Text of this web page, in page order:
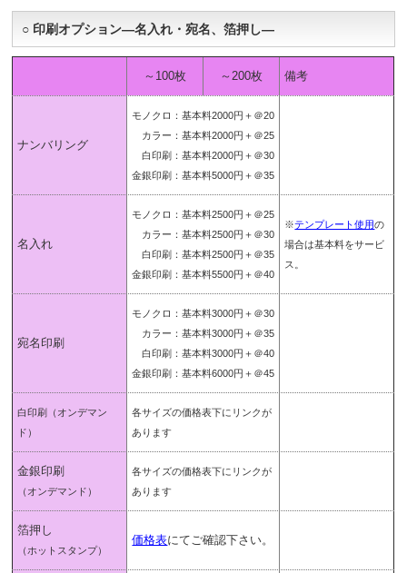
○ 印刷オプション―名入れ・宛名、箔押し―
～100枚 ～200枚 備考
ナンバリング
モノクロ：基本料2000円＋＠20
カラー：基本料2000円＋＠25
白印刷：基本料2000円＋＠30
金銀印刷：基本料5000円＋＠35
名入れ
モノクロ：基本料2500円＋＠25
カラー：基本料2500円＋＠30
白印刷：基本料2500円＋＠35
金銀印刷：基本料5500円＋＠40
※テンプレート使用の
場合は基本料をサービ
ス。
宛名印刷
モノクロ：基本料3000円＋＠30
カラー：基本料3000円＋＠35
白印刷：基本料3000円＋＠40
金銀印刷：基本料6000円＋＠45
白印刷
（オンデマン
ド）
各サイズの価格表下にリンクが
あります
金銀印刷
（オンデマンド）
各サイズの価格表下にリンクが
あります
箔押し
（ホットスタンプ）
価格表にてご確認下さい。